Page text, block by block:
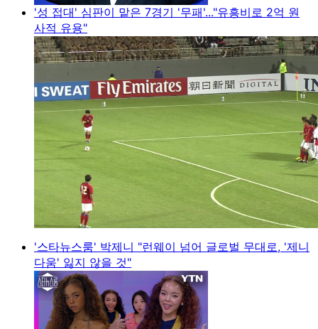
'성 접대' 심판이 맡은 7경기 '무패'..."유흥비로 2억 원
사적 유용"
'스타뉴스룸' 박제니 "런웨이 넘어 글로벌 무대로, '제니
다움' 잃지 않을 것"